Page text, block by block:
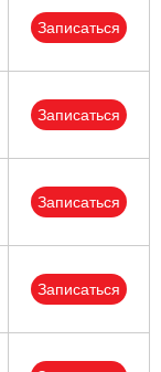
Записаться
Записаться
Записаться
Записаться